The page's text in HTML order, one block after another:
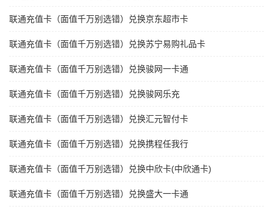
联通充值卡（面值千万别选错）兑换京东超市卡
联通充值卡（面值千万别选错）兑换苏宁易购礼品卡
联通充值卡（面值千万别选错）兑换骏网一卡通
联通充值卡（面值千万别选错）兑换骏网乐充
联通充值卡（面值千万别选错）兑换汇元智付卡
联通充值卡（面值千万别选错）兑换携程任我行
联通充值卡（面值千万别选错）兑换中欣卡(中欣通卡)
联通充值卡（面值千万别选错）兑换盛大一卡通